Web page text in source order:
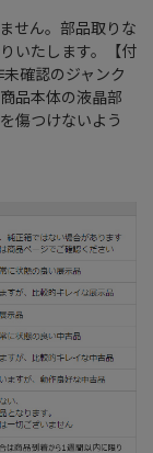
せん。部品取りな
いたします。【付
確認のジャンク
品本体の液晶部
傷つけないよう